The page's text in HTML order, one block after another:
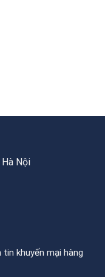
Nội
khuyến mại hàng